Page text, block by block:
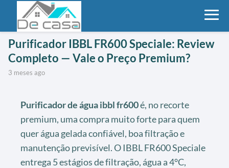
Purificador IBBL FR600 Speciale: Review
Completo — Vale o Preço Premium?
3 meses ago
Purificador de água ibbl fr600é, no recorte
premium, uma compra muito forte para quem
quer água gelada confiável, boa filtração e
manutenção previsível. O IBBL FR600 Speciale
entrega 5 estágios de filtração, água a 4°C,